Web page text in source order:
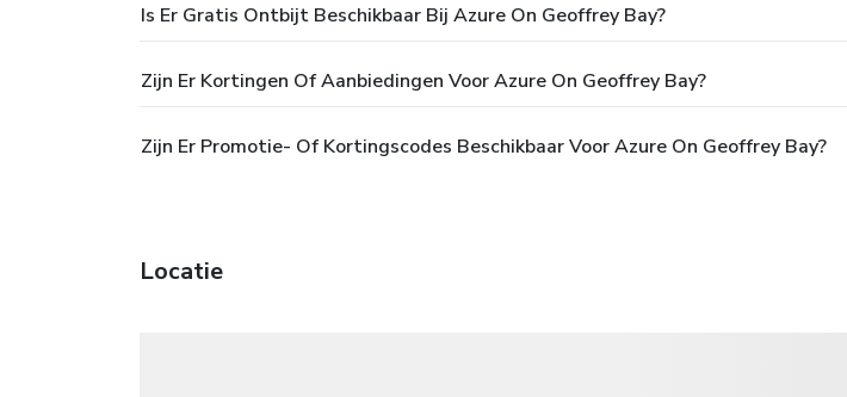
Is Er Gratis Ontbijt Beschikbaar Bij Azure On Geoffrey Bay?
Zijn Er Kortingen Of Aanbiedingen Voor Azure On Geoffrey Bay?
Zijn Er Promotie- Of Kortingscodes Beschikbaar Voor Azure On Geoffrey Bay?
Locatie